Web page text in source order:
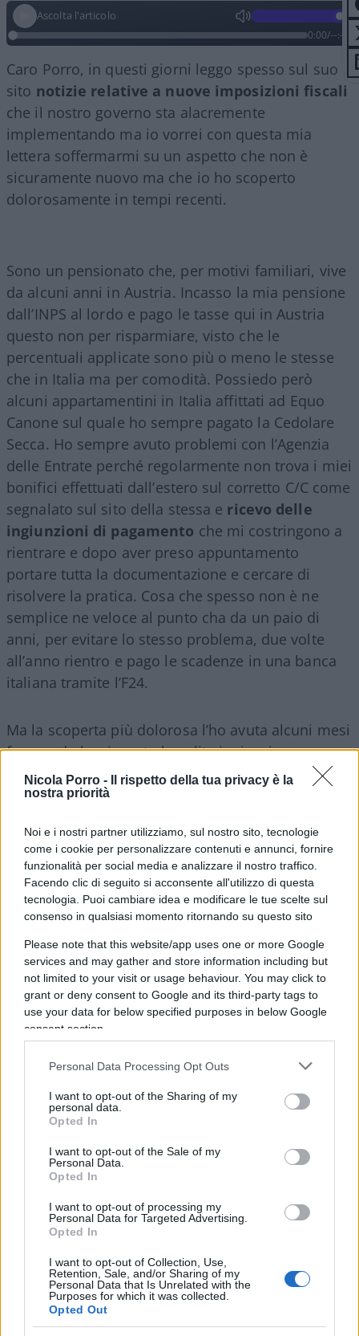
Nicola Porro -
Il rispetto della tua privacy è la
nostra priorità
Noi e i nostri partner utilizziamo, sul nostro sito, tecnologie
come i cookie per personalizzare contenuti e annunci, fornire
funzionalità per social media e analizzare il nostro traffico.
Facendo clic di seguito si acconsente all'utilizzo di questa
tecnologia. Puoi cambiare idea e modificare le tue scelte sul
consenso in qualsiasi momento ritornando su questo sito
Please note that this website/app uses one or more Google
services and may gather and store information including but
not limited to your visit or usage behaviour. You may click to
grant or deny consent to Google and its third-party tags to
use your data for below specified purposes in below Google
consent section.
Personal Data Processing Opt Outs
I want to opt-out of the Sharing of my
personal data.
Opted In
I want to opt-out of the Sale of my
Personal Data.
Opted In
I want to opt-out of processing my
Personal Data for Targeted Advertising.
Opted In
I want to opt-out of Collection, Use,
Retention, Sale, and/or Sharing of my
Personal Data that Is Unrelated with the
Purposes for which it was collected.
Opted Out
Ascolta l'articolo
0:00/--:--
Caro Porro, in questi giorni leggo spesso sul suo
sito notizie relative a nuove imposizioni fiscali
che il nostro governo sta alacremente
implementando ma io vorrei con questa mia
lettera soffermarmi su un aspetto che non è
sicuramente nuovo ma che io ho scoperto
dolorosamente in tempi recenti.
Sono un pensionato che, per motivi familiari, vive
da alcuni anni in Austria. Incasso la mia pensione
dall’INPS al lordo e pago le tasse qui in Austria
questo non per risparmiare, visto che le
percentuali applicate sono più o meno le stesse
che in Italia ma per comodità. Possiedo però
alcuni appartamentini in Italia affittati ad Equo
Canone sul quale ho sempre pagato la Cedolare
Secca. Ho sempre avuto problemi con l’Agenzia
delle Entrate perché regolarmente non trova i miei
bonifici effettuati dall’estero sul corretto C/C come
segnalato sul sito della stessa e ricevo delle
ingiunzioni di pagamento che mi costringono a
rientrare e dopo aver preso appuntamento
portare tutta la documentazione e cercare di
risolvere la pratica. Cosa che spesso non è ne
semplice ne veloce al punto cha da un paio di
anni, per evitare lo stesso problema, due volte
all’anno rientro e pago le scadenze in una banca
italiana tramite l’F24.
Ma la scoperta più dolorosa l’ho avuta alcuni mesi
fa quando ho ricevuto la solita ingiunzione
relativa all’anno fiscale 2021. In effetti in
quell’anno, anche perché in quel periodo la mia
dimenticato di fare il Modello Unico e di
conseguenza anche di pagare la Cedolare Secca.
Cedolare che ho pagato l’anno successivo in
un’unica rata. Il mio consulente fiscale all´epoca
mi aveva segnalato cheavrei dovuto pagare
delle sanzioni e anche degli interessima la
sorpresa spiacevole è stata che mentre gli
interessi in effetti sono logici le sanzioni sono
assurde e vengono calcolate due volte perché le
scadenze saltate sono due e cioè l’acconto e il
Da un calcolo veloce ne è risultato che la cifra da
pagare per chiudere la pratica supera il 30%
dell’importo che ho pagato con un anno di ritardo
con circa sei mesi).
Siccome in questi anni ho sentito spesso parlare
di Fisco Amico mi è venuto in mente un proverbio
che usano spesso qui in Austria che dice: “Con
amici di questa fatta non mi serve nessun